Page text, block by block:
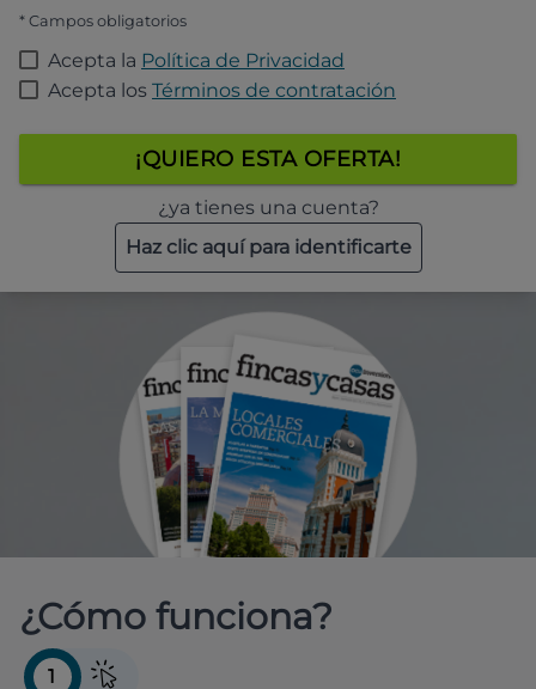
* Campos obligatorios
Acepta la Política de Privacidad
Acepta los Términos de contratación
¡QUIERO ESTA OFERTA!
¿ya tienes una cuenta?
Haz clic aquí para identificarte
¿Cómo funciona?
1